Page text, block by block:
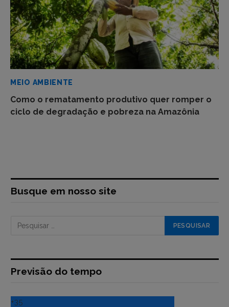
MEIO AMBIENTE
Como o rematamento produtivo quer romper o
ciclo de degradação e pobreza na Amazônia
Busque em nosso site
Previsão do tempo
+35